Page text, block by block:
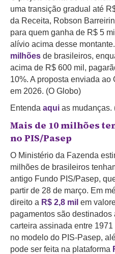
uma transição gradual até
da Receita, Robson
para quem ganha de R$ 5
alívio acima desse
milhões de brasileiros,
acima de R$ 600 mil,
10%. A proposta enviada ao
em 2026. (O Globo)
Entenda aqui as mudanças.
Mais de 10 milhões
no PIS/Pasep
O Ministério da Fazenda
milhões de brasileiros
antigo Fundo PIS/Pasep,
partir de 28 de março. Em
direito a R$ 2,8 mil em
pagamentos são
carteira assinada entre
no modelo do PIS-Pasep,
pode ser feita na plataforma